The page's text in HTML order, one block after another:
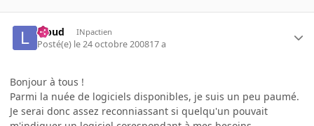
lebud INpactien
Posté(e) le 24 octobre 200817 a
Bonjour à tous !
Parmi la nuée de logiciels disponibles, je suis un peu paumé.
Je serai donc assez reconniassant si quelqu'un pouvait